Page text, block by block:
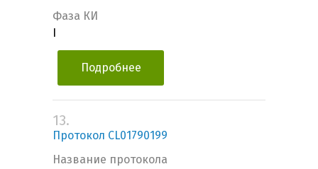
Фаза КИ
Подробнее
13.
Протокол CL01790199
Название протокола